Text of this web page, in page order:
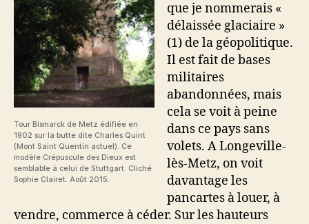
Tour Bismarck de Metz édifiée en
1902 sur la butte dite Charles Quint
(Mont Saint Quentin actuel). Ce
modèle Crépuscule des Dieux est
semblable à celui de Stuttgart. Cliché
Sophie Clairet. Août 2015.
que je nommerais «
délaissée glaciaire »
(1) de la géopolitique.
Il est fait de bases
militaires
abandonnées, mais
cela se voit à peine
dans ce pays sans
volets. A Longeville-
lès-Metz, on voit
davantage les
pancartes à louer, à
vendre, commerce à céder. Sur les hauteurs